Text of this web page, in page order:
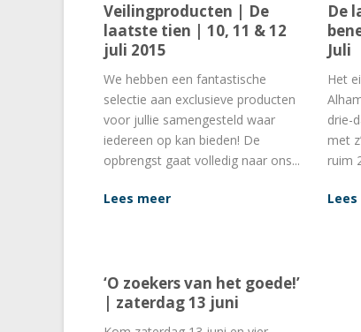
Veilingproducten | De
laatste tien | 10, 11 & 12
juli 2015
We hebben een fantastische
selectie aan exclusieve producten
voor jullie samengesteld waar
iedereen op kan bieden! De
opbrengst gaat volledig naar ons...
Lees meer
De
Juli
Het
drie-
met
ruim
‘O zoekers van het goede!’
| zaterdag 13 juni